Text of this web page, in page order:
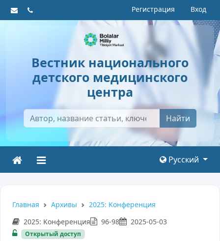
Регистрация Вход
Вестник национального
детского медицинского
центра
Найти
Русский
Главная Архивы
2025: Kонференция
2025: Kонференция
96-98 2025-05-03
Открытый доступ